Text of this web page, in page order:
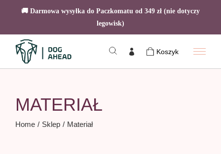
🚚 Darmowa wysyłka do Paczkomatu od 349 zł (nie dotyczy
legowisk)
content
Koszyk
MATERIAŁ
Home Sklep Materiał